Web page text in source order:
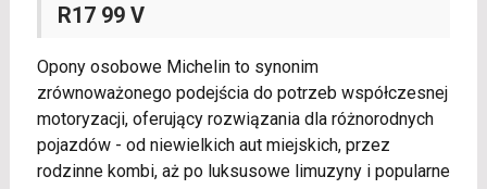
R17 99 V
Opony osobowe Michelin to synonim
zrównoważonego podejścia do potrzeb współczesnej
motoryzacji, oferujący rozwiązania dla różnorodnych
pojazdów - od niewielkich aut miejskich, przez
rodzinne kombi, aż po luksusowe limuzyny i popularne